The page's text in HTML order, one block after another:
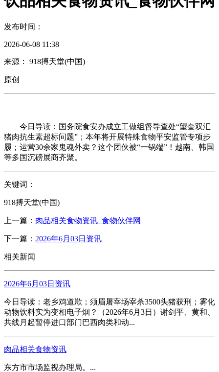
发布时间：
2026-06-08 11:38
来源： 918搏天堂(中国)
原创
今日导读：国务院食安办成立工做组督导查处“望奎双汇
猪肉抗生素超标问题”；本年将开展特殊食物平安监管专项步
履；运营30余家鬼魂外卖？这个团伙被“一锅端”！越南、韩国
等多国沉磅展商齐聚。
关键词：
918搏天堂(中国)
上一篇： 肉品相关食物资讯_食物伙伴网
下一篇： 2026年6月03日资讯
相关新闻
2026年6月03日资讯
今日导读：老乡鸡道歉；须眉屠宰场宰杀3500头猪获刑；雾化
动物饮料实为变相电子烟？（2026年6月3日）谢剑平、黄和、
共线月起暂停进口部门巴西肉类和动...
肉品相关食物资讯
东方市市场监视办理局。...